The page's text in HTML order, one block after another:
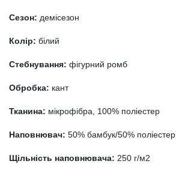
Сезон: демісезон
Колір: білий
Стебнування: фігурний ромб
Обробка: кант
Тканина: мікрофібра, 100% поліестер
Наповнювач: 50% бамбук/50% поліестер
Щільність наповнювача: 250 г/м2